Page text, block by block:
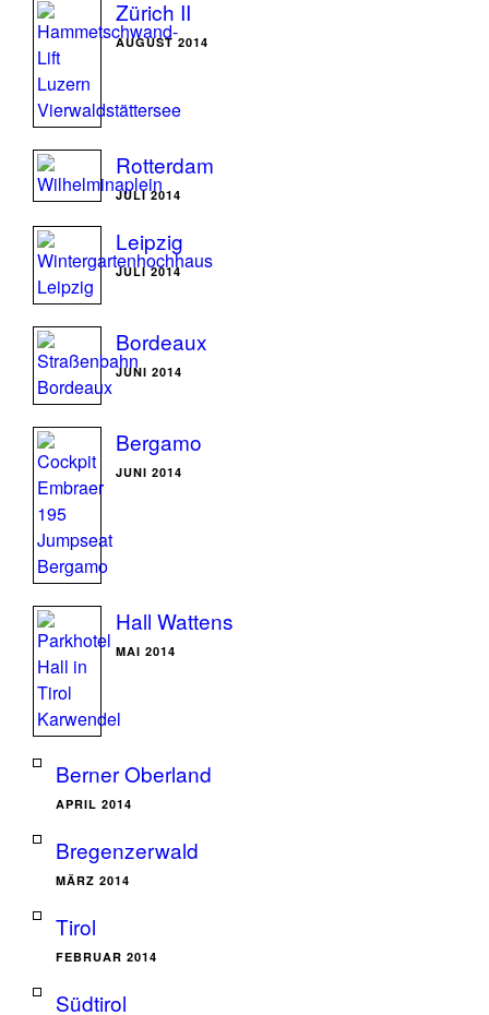
Zürich II
AUGUST 2014
Rotterdam
JULI 2014
Leipzig
JULI 2014
Bordeaux
JUNI 2014
Bergamo
JUNI 2014
Hall Wattens
MAI 2014
Berner Oberland
APRIL 2014
Bregenzerwald
MÄRZ 2014
Tirol
FEBRUAR 2014
Südtirol